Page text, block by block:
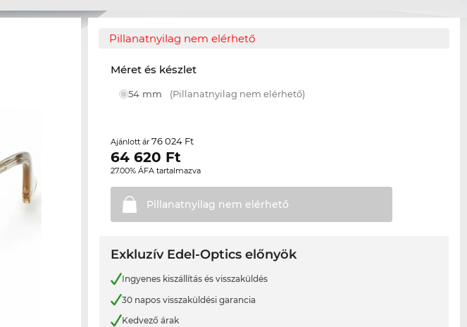
Pillanatnyilag nem elérhető
Méret és készlet
54 mm (Pillanatnyilag nem elérhető)
Ajánlott ár76 024 Ft
64 620 Ft
27.00% ÁFA tartalmazva
Pillanatnyilag nem elérhető
Exkluzív Edel-Optics előnyök
Ingyenes kiszállítás és visszaküldés
30 napos visszaküldési garancia
Kedvező árak